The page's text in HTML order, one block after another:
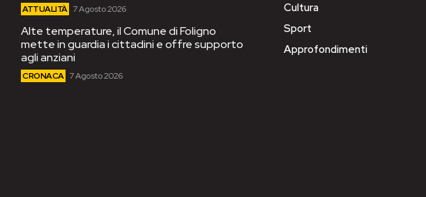
ATTUALITÀ 7 Agosto 2026
Alte temperature, il Comune di Foligno
mette in guardia i cittadini e offre supporto
agli anziani
CRONACA 7 Agosto 2026
Cultura
Sport
Approfondimenti